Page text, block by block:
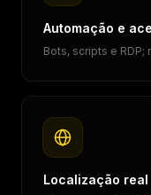
Automação e
Bots, scripts e
Localização real